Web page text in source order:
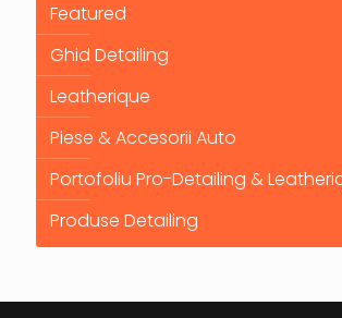
Featured
Ghid Detailing
Leatherique
Piese & Accesorii Auto
Portofoliu Pro-Detailing &
Produse Detailing